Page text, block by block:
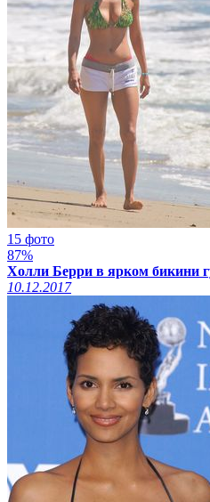
15 фото
87%
Холли Берри в ярком бикини
10.12.2017